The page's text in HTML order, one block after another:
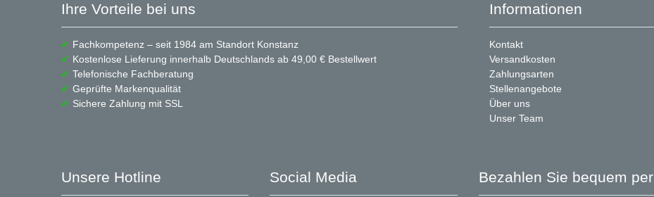
Ihre Vorteile bei uns
✔ Fachkompetenz – seit 1984 am Standort Konstanz
✔ Kostenlose Lieferung innerhalb Deutschlands ab 49,00 € Bestellwert
✔ Telefonische Fachberatung
✔ Geprüfte Markenqualität
✔ Sichere Zahlung mit SSL
Informationen
Kontakt
Versandkosten
Zahlungsarten
Stellenangebote
Über uns
Unser Team
Unsere Hotline Social Media Bezahlen Sie bequem per